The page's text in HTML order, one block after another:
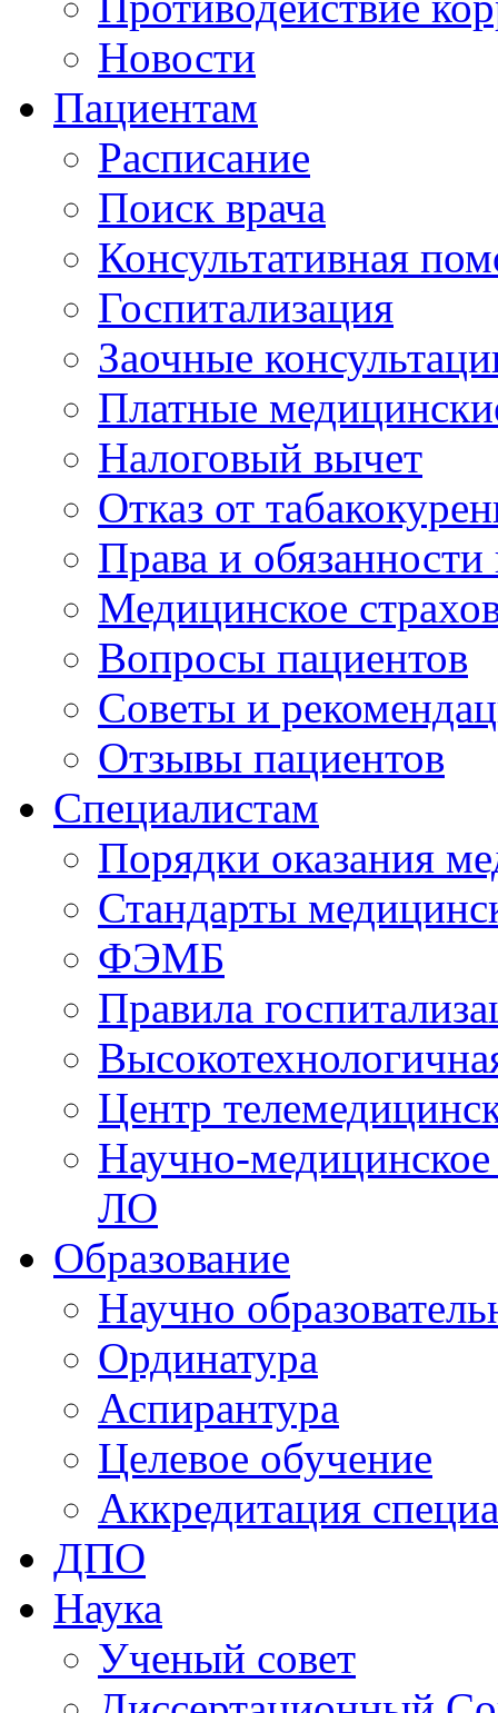
Новости
Пациентам
Расписание
Поиск врача
Консультативная
Госпитализация
Заочные
Платные
Налоговый вычет
Отказ от
Права и
Медицинское
Вопросы пациентов
Советы и
Отзывы пациентов
Специалистам
Порядки оказания
Стандарты
ФЭМБ
Правила
Центр
Научно-
ЛО
Образование
Научно
Ординатура
Аспирантура
Целевое обучение
Аккредитация
ДПО
Наука
Ученый совет